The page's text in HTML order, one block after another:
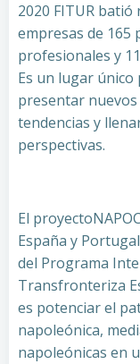
2020 FITUR
empresas de 165
profesionales y
Es un lugar
presentar
tendencias y
perspectivas.
El
España y
del Programa
Transfronteriza
es potenciar el
napoleónica,
napoleónicas en